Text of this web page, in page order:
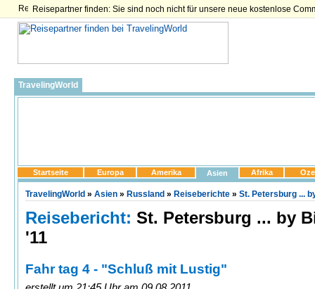
Reisepartner finden: Sie sind noch nicht für unsere neue kostenlose
TravelingWorld
Startseite Europa Amerika Asien Afrika
TravelingWorld » Asien » Russland » Reiseberichte » St. Petersburg ...
Reisebericht: St. Petersburg ... by
'11
Fahr tag 4 - "Schluß mit Lustig"